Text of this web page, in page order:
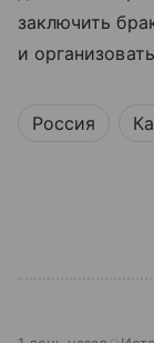
заключить
и
Россия